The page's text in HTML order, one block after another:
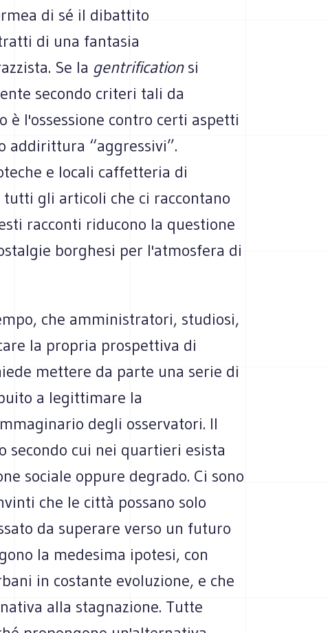
di sé il dibattito
di una fantasia
Se la gentrificationsi
secondo criteri tali da
l'ossessione contro certi aspetti
addirittura “aggressivi”.
e locali caffetteria di
gli articoli che ci raccontano
racconti riducono la questione
borghesi per l'atmosfera di
che amministratori, studiosi,
la propria prospettiva di
mettere da parte una serie di
a legittimare la
degli osservatori. Il
cui nei quartieri esista
sociale oppure degrado. Ci sono
che le città possano solo
da superare verso un futuro
la medesima ipotesi, con
in costante evoluzione, e che
alla stagnazione. Tutte